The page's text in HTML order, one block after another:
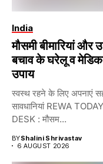
India
मौसमी बीमारियां और
बचाव के घरेलू व
उपाय
स्वस्थ रहने के लिए अपनाएं
सावधानियां REWA TODAY
DESK : मौसम...
BYShalini Shrivastav
6 AUGUST 2026